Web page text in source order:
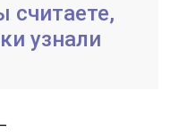
считаете,
узнали